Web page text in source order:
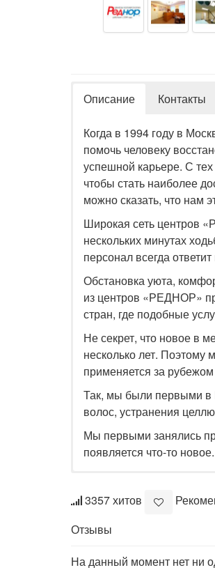
Описание Контакты
Когда в 1994 году в
помочь человеку
успешной карьере. С
чтобы стать наиболее
можно сказать, что нам
Широкая сеть центров
нескольких минутах
персонал всегда
Обстановка уюта,
из центров «РЕДНОР»
стран, где подобные
Не секрет, что новое в
несколько лет.
применяется за
Так, мы были первыми в
волос, устранения
Мы первыми занялись
появляется что-то новое.
3357 хитов
Отзывы
На данный момент нет ни